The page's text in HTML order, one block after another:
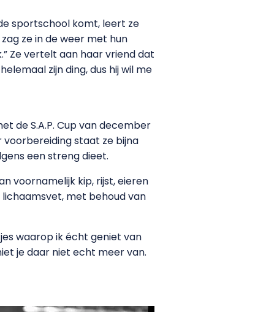
sportschool komt, leert ze
ze in de weer met hun
Ze vertelt aan haar vriend dat
zijn ding, dus hij wil me
de S.A.P. Cup van december
voorbereiding staat ze bijna
een streng dieet.
voornamelijk kip, rijst, eieren
met behoud van
waarop ik écht geniet van
je daar niet echt meer van.